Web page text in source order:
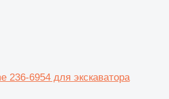
236-6954 для экскаватора